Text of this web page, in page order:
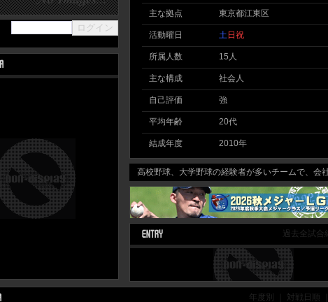
主な拠点 東京都江東区
活動曜日 土 日祝
所属人数 15人
主な構成 社会人
自己評価 強
平均年齢 20代
結成年度 2010年
高校野球、大学野球の経験者が多いチームで、会社
過去全試合
年度別 ｜ 対戦日順